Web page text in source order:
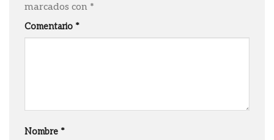
marcados con *
Comentario *
Nombre *